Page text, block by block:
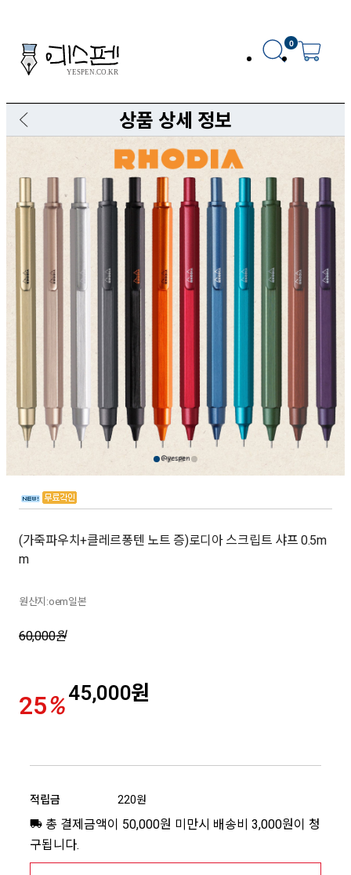
0
상품 상세 정보
(가죽파우치+클레르퐁텐 노트 증)로디아 스크립트 샤프 0.5m
m
원산지:oem일본
60,000원
25%45,000원
적립금 220원
총 결제금액이 50,000원 미만시 배송비 3,000원이 청
구됩니다.